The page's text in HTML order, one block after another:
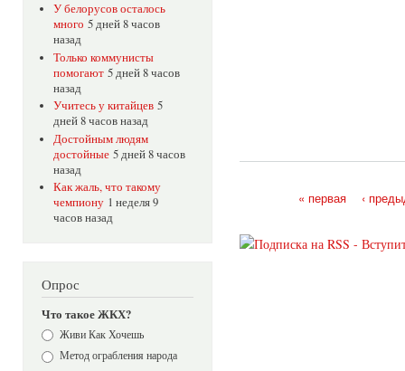
У белорусов осталось
много 5 дней 8 часов
назад
Только коммунисты
помогают 5 дней 8 часов
назад
Учитесь у китайцев 5
дней 8 часов назад
Достойным людям
достойные 5 дней 8 часов
назад
Как жаль, что такому
чемпиону 1 неделя 9
часов назад
Опрос
Что такое ЖКХ?
Варианты
Живи Как Хочешь
Метод ограбления народа
« первая ‹